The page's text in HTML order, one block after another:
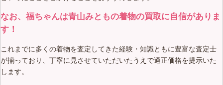
なお、福ちゃんは青山みともの着物の買取に自信がありま
す！
これまでに多くの着物を査定してきた経験・知識ともに豊富な査定士
が揃っており、丁寧に見させていただいたうえで適正価格を提示いた
します。